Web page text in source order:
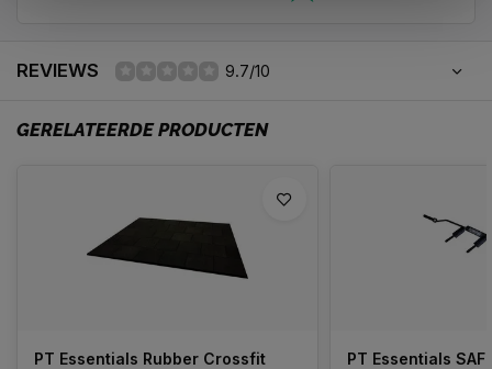
REVIEWS 9.7/10
GERELATEERDE PRODUCTEN
PT Essentials Rubber Crossfit
PT Essentials